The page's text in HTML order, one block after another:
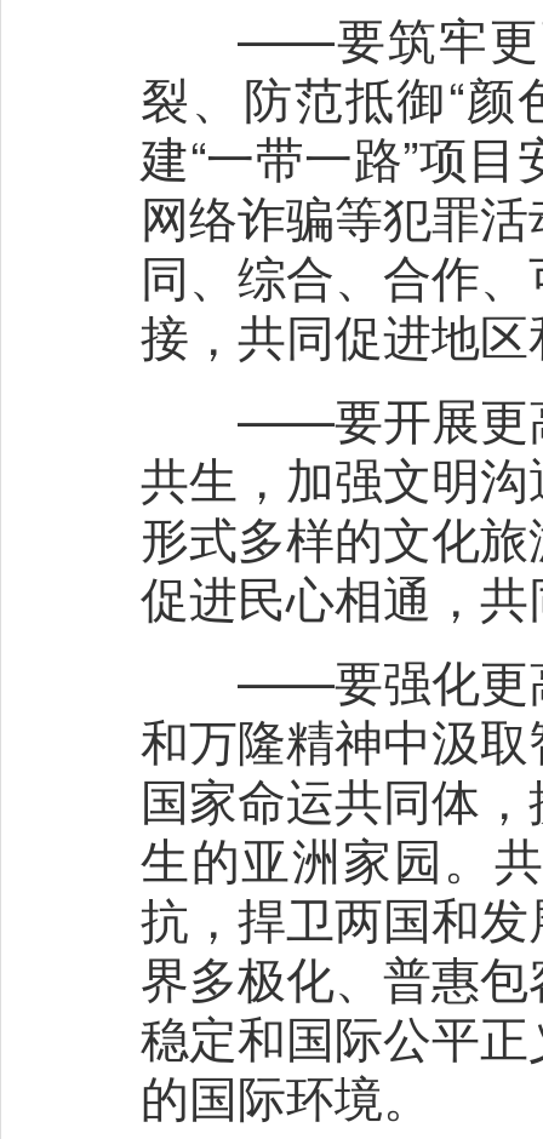
——要筑牢更高
裂、防范抵御“
建“一带一路”项
网络诈骗等犯罪
同、综合、合作
接，共同促进地
——要开展更高
共生，加强文明
形式多样的文化
促进民心相通，
——要强化更高
和万隆精神中汲
国家命运共同体
生的亚洲家园。
抗，捍卫两国和
界多极化、普惠
稳定和国际公平
的国际环境。